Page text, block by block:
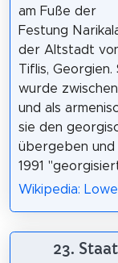
am Fuße der
Festung
der Altstadt
Tiflis, Georgien.
wurde
und als
sie den
übergeben und
1991
Wikipedia:
23.